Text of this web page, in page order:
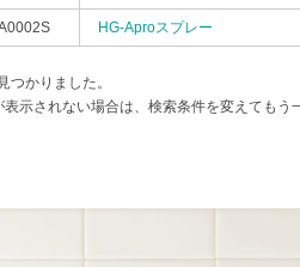
HG-Aproスプレー
つかりました。
示されない場合は、検索条件を変えてもう